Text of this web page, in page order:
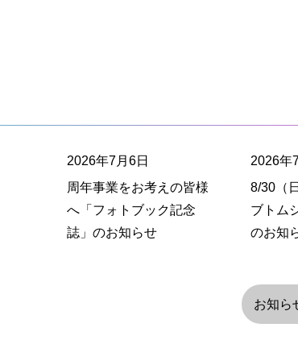
2026年7月6日
周年事業をお考えの皆様
へ「フォトブック記念
誌」のお知らせ
2026年
8/30（
ブトム
のお知
お知ら